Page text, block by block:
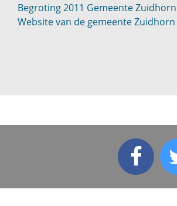
Begroting 2011 Gemeente Zuidhorn
Website van de gemeente Zuidhorn